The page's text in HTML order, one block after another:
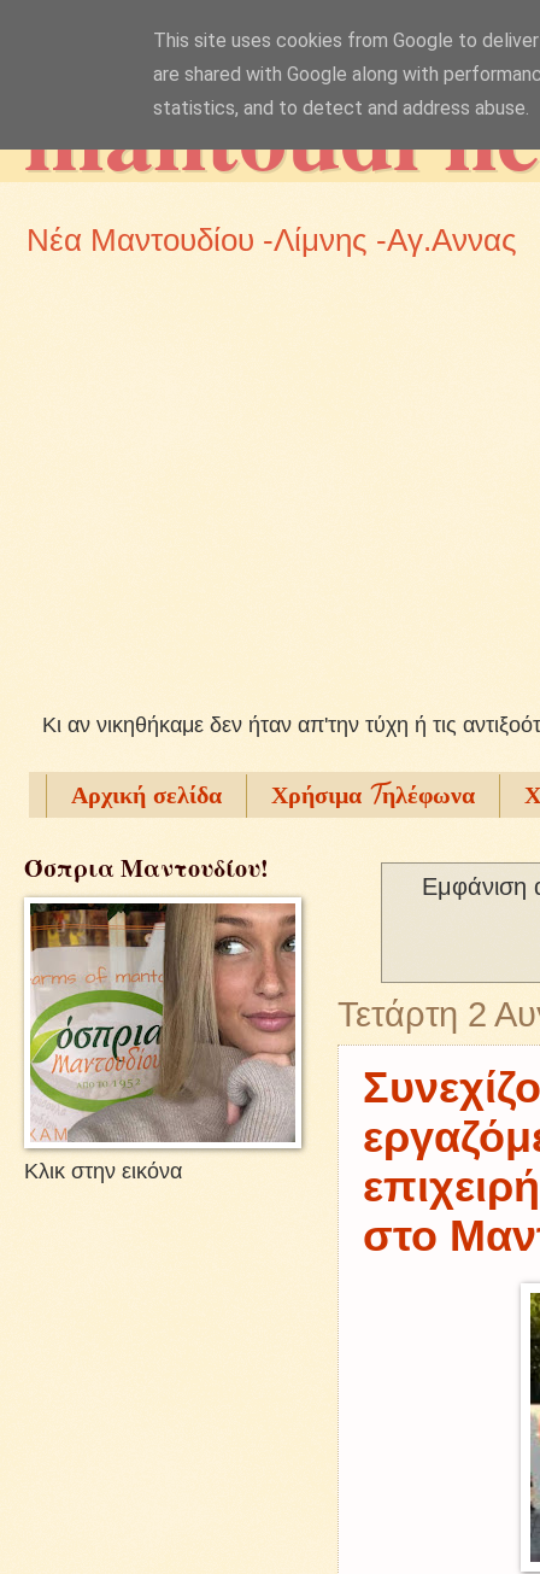
mantoudi
Νέα Μαντουδίου -Λίμνης -Αγ.Αννας
Kι αν νικηθήκαμε δεν ήταν απ'την τύχη ή τις
Αρχική σελίδα Χρήσιμα Tηλέφωνα
Εμφάνιση
Τετάρτη 2
στο
Όσπρια Μαντουδίου!
Κλικ στην εικόνα
This site uses cookies from Google to
are shared with Google along with
statistics, and to detect and address abuse.